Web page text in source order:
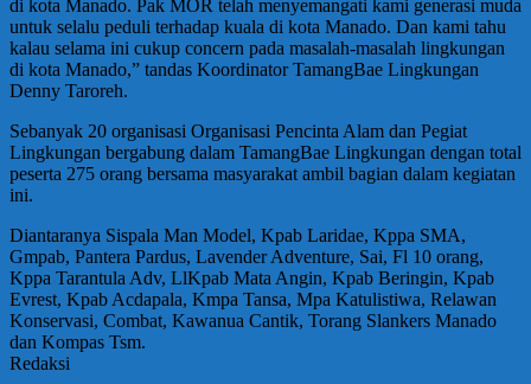
di kota Manado. Pak MOR telah menyemangati kami generasi muda
untuk selalu peduli terhadap kuala di kota Manado. Dan kami tahu
kalau selama ini cukup concern pada masalah-masalah lingkungan
di kota Manado,” tandas Koordinator TamangBae Lingkungan
Denny Taroreh.
Sebanyak 20 organisasi Organisasi Pencinta Alam dan Pegiat
Lingkungan bergabung dalam TamangBae Lingkungan dengan total
peserta 275 orang bersama masyarakat ambil bagian dalam kegiatan
ini.
Diantaranya Sispala Man Model, Kpab Laridae, Kppa SMA,
Gmpab, Pantera Pardus, Lavender Adventure, Sai, Fl 10 orang,
Kppa Tarantula Adv, LlKpab Mata Angin, Kpab Beringin, Kpab
Evrest, Kpab Acdapala, Kmpa Tansa, Mpa Katulistiwa, Relawan
Konservasi, Combat, Kawanua Cantik, Torang Slankers Manado
dan Kompas Tsm.
Redaksi